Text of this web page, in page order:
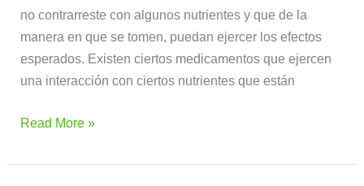
no contrarreste con algunos nutrientes y que de la
manera en que se tomen, puedan ejercer los efectos
esperados. Existen ciertos medicamentos que ejercen
una interacción con ciertos nutrientes que están
Read More »